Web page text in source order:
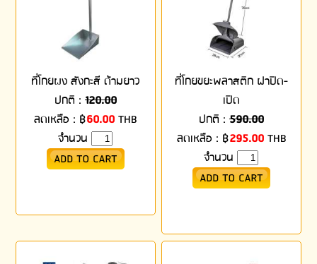
ที่โกยผง สังกะสี ด้ามยาว
ปกติ : 120.00
ลดเหลือ : ฿60.00 THB
จำนวน
ที่โกยขยะพลาสติก ฝาปิด-
เปิด
ปกติ : 590.00
ลดเหลือ : ฿295.00THB
จำนวน